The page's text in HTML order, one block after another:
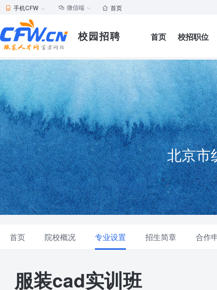
 手机CFW   微信端   首页
校园招聘 首页 校招职位
北京市
首页 院校概况 专业设置 招生简章 合作
服装cad实训班